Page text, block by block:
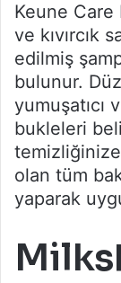
Keune Care
ve kıvırcık
edilmiş
bulunur.
yumuşatıcı
bukleleri
temizliğinize
olan tüm
yaparak